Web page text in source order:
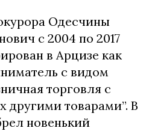
Одесчины
с 2004 по 2017
в Арцизе как
с видом
торговля с
другими товарами”. В
новенький